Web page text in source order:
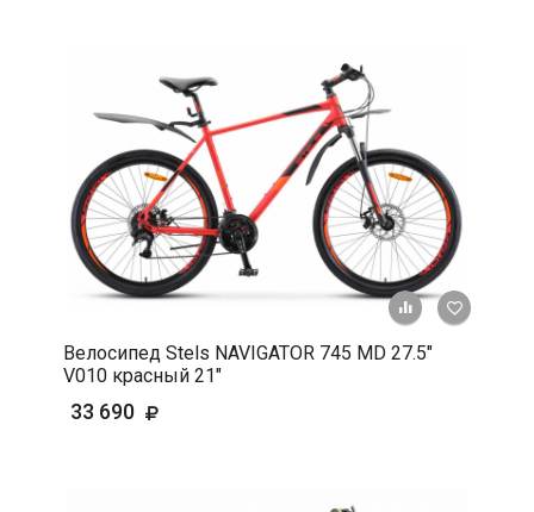
+ К
Велосипед Stels NAVIGATOR 745 MD 27.5"
V010 красный 21"
33 690